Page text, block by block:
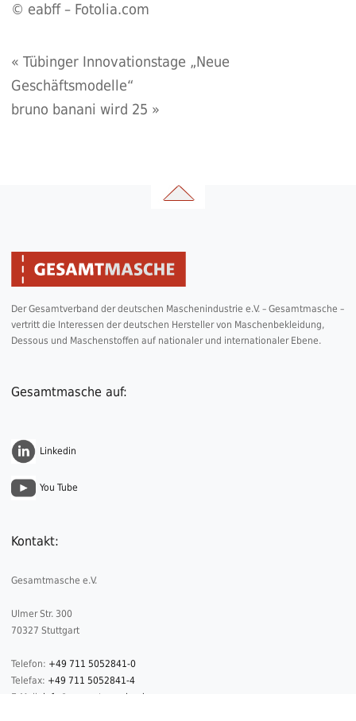
© eabff – Fotolia.com
« Tübinger Innovationstage „Neue
Geschäftsmodelle“
bruno banani wird 25 »
Der Gesamtverband der deutschen Maschenindustrie e.V. – Gesamtmasche –
vertritt die Interessen der deutschen Hersteller von Maschenbekleidung,
Dessous und Maschenstoffen auf nationaler und internationaler Ebene.
Gesamtmasche auf:
Linkedin
You Tube
Kontakt:
Gesamtmasche e.V.
Ulmer Str. 300
70327 Stuttgart
Telefon: +49 711 5052841-0
Telefax: +49 711 5052841-4
E-Mail:
info@gesamtmasche.de